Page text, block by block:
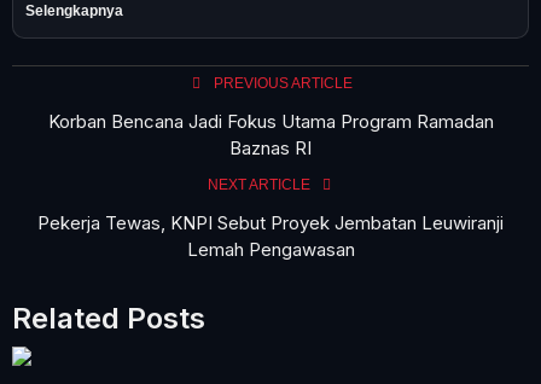
Selengkapnya
PREVIOUS ARTICLE
Korban Bencana Jadi Fokus Utama Program Ramadan
Baznas RI
NEXT ARTICLE
Pekerja Tewas, KNPI Sebut Proyek Jembatan Leuwiranji
Lemah Pengawasan
Related Posts